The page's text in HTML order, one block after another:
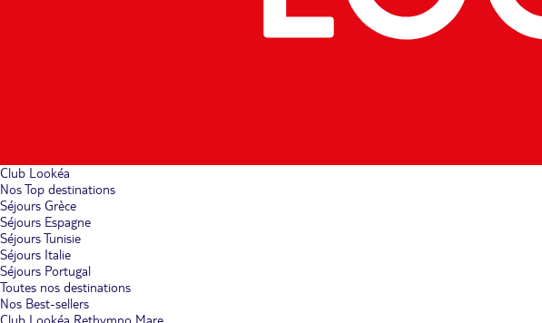
Club Lookéa
Nos Top destinations
Séjours Grèce
Séjours Espagne
Séjours Tunisie
Séjours Italie
Séjours Portugal
Toutes nos destinations
Nos Best-sellers